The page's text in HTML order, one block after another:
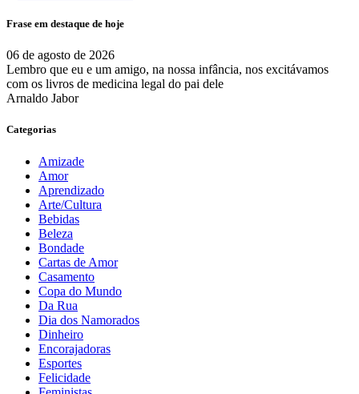
Frase em destaque de hoje
06 de agosto de 2026
Lembro que eu e um amigo, na nossa infância, nos excitávamos
com os livros de medicina legal do pai dele
Arnaldo Jabor
Categorias
Amizade
Amor
Aprendizado
Arte/Cultura
Bebidas
Beleza
Bondade
Cartas de Amor
Casamento
Copa do Mundo
Da Rua
Dia dos Namorados
Dinheiro
Encorajadoras
Esportes
Felicidade